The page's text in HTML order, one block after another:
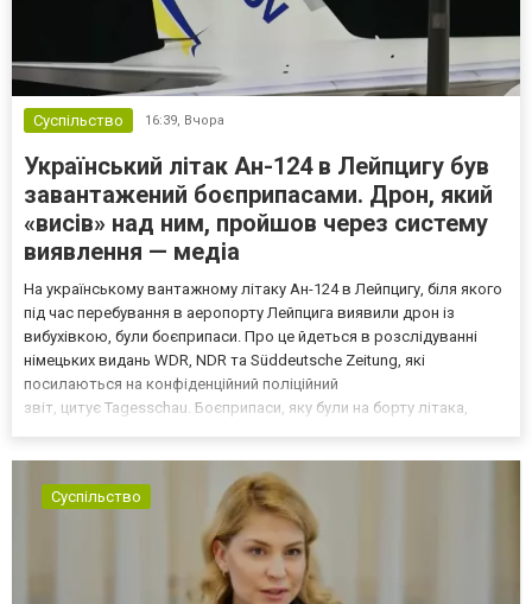
Суспільство 16:39, Вчора
Український літак Ан-124 в Лейпцигу був
завантажений боєприпасами. Дрон, який
«висів» над ним, пройшов через систему
виявлення — медіа
На українському вантажному літаку Ан-124 в Лейпцигу, біля якого
під час перебування в аеропорту Лейпцига виявили дрон із
вибухівкою, були боєприпаси. Про це йдеться в розслідуванні
німецьких видань WDR, NDR та Süddeutsche Zeitung, які
посилаються на конфіденційний поліційний
звіт, цитує Tagesschau. Боєприпаси, яку були на борту літака,
Суспільство